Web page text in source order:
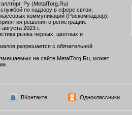
Ру (MetalTorg.Ru)
по надзору в сфере связи,
коммуникаций (Роскомнадзор),
решения о регистрации:
2023 г.
рынка черных, цветных и
разрешается с обязательной
на сайте MetalTorg.Ru, может
ВКонтакте Одноклассники